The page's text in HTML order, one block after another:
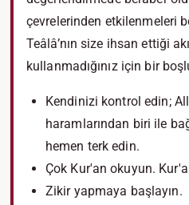
çevrelerinden etkilenmeleri
Teâlâ’nın size ihsan ettiği
kullanmadığınız için bir
Kendinizi kontrol edin;
haramlarından biri ile
hemen terk edin.
Çok Kur'an okuyun.
Zikir yapmaya başlayın.